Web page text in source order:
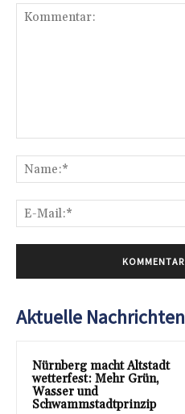
Aktuelle Nachrichten
Nürnberg macht Altstadt
wetterfest: Mehr Grün,
Wasser und
Schwammstadtprinzip